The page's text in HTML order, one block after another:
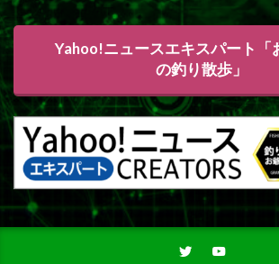
Yahoo!ニュースエキスパート「
の釣り散歩」